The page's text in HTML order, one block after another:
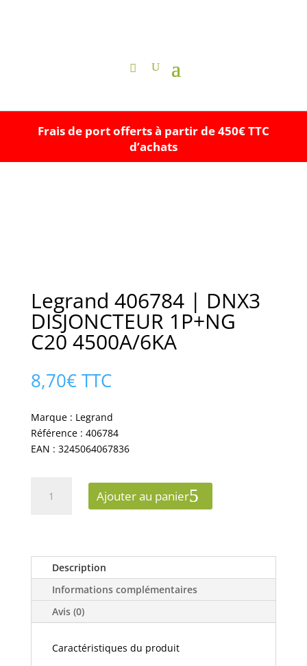
Frais de port offerts à partir de 450€ TTC
d’achats
Legrand 406784 | DNX3
DISJONCTEUR 1P+NG
C20 4500A/6KA
8,70€ TTC
Marque : Legrand
Référence : 406784
EAN : 3245064067836
DNX3
DISJONCTEUR
1P+NG
4500A/6KA
Ajouter au panier
Description
Informations complémentaires
Avis (0)
Caractéristiques du produit